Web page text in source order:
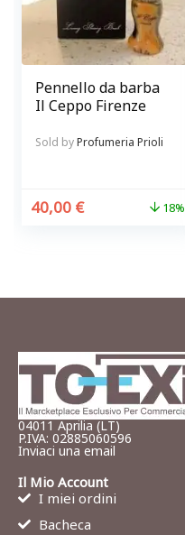
Pennello da barba
Il Ceppo Firenze
Sold byProfumeria Prioli
40,00 € 18%
04011 Aprilia (LT)
P.IVA: 02885060596
Inviaci una email
Il Mio Account
I miei ordini
Bacheca